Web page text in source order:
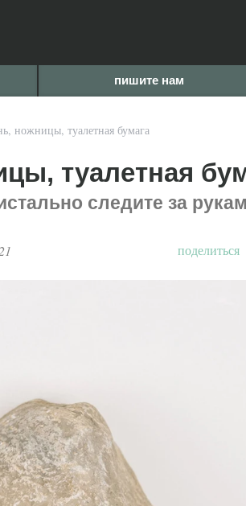
пишите нам
ножницы, туалетная бумага
туалетная
следите за
поделиться